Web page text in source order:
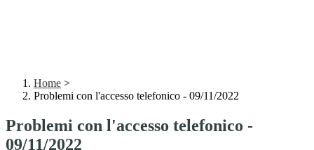
Home >
Problemi con l'accesso telefonico - 09/11/2022
Problemi con l'accesso telefonico -
09/11/2022